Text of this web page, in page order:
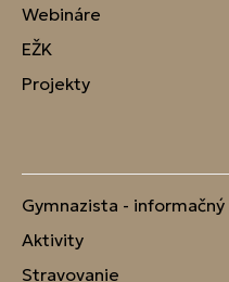
Webináre
EŽK
Projekty
Gymnazista -
Aktivity
Stravovanie